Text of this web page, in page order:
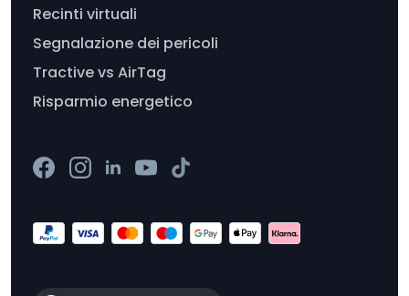
Recinti virtuali
Segnalazione dei pericoli
Tractive vs AirTag
Risparmio energetico